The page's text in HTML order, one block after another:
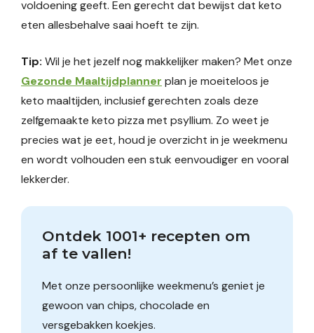
voldoening geeft. Een gerecht dat bewijst dat keto
eten allesbehalve saai hoeft te zijn.
Tip: Wil je het jezelf nog makkelijker maken? Met onze
Gezonde Maaltijdplanner plan je moeiteloos je
keto maaltijden, inclusief gerechten zoals deze
zelfgemaakte keto pizza met psyllium. Zo weet je
precies wat je eet, houd je overzicht in je weekmenu
en wordt volhouden een stuk eenvoudiger en vooral
lekkerder.
Ontdek 1001+ recepten om
af te vallen!
Met onze persoonlijke weekmenu’s geniet je
gewoon van chips, chocolade en
versgebakken koekjes.